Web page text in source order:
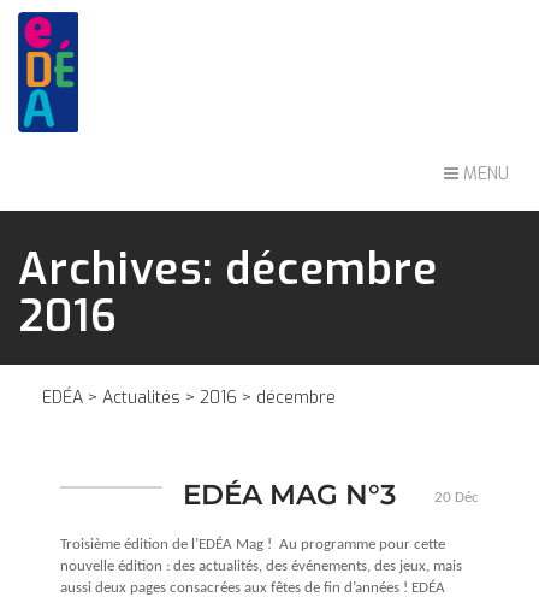
MENU
Archives: décembre
2016
EDÉA > Actualités > 2016 > décembre
20 Déc
EDÉA MAG N°3
Troisième édition de l’EDÉA Mag ! Au programme pour cette
nouvelle édition : des actualités, des événements, des jeux, mais
aussi deux pages consacrées aux fêtes de fin d’années ! EDÉA